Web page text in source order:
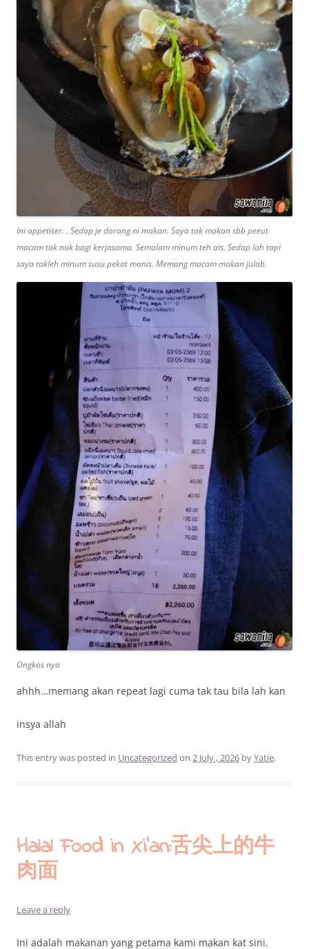
Ini appetiser. . Sedap je dorang ni makan. Saya tak makan sbb peeut
macam tak nak bagi kerjasama. Semalam minum teh ais. Sedap lah tapi
saya takleh minum susu pekat manis. Memang macam makan julab.
Ongkos nya
ahhh…memang akan repeat lagi cuma tak tau bila lah kan
insya allah
This entry was posted in Uncategorized on 2 July , 2026 byYatie.
Halal Food in Xi’an:舌尖上的牛
肉面
Leave a reply
Ini adalah makanan yang petama kami makan kat sini.